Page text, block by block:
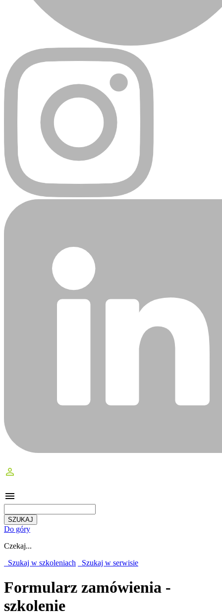
perm_identity
menu
Do góry
Czekaj...
Szukaj w szkoleniach
Szukaj w serwisie
Formularz zamówienia -
szkolenie